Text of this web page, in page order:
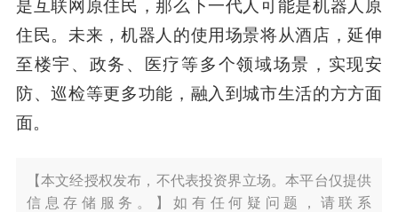
住民。未来，机器人的使用场景将从酒店，延伸
至楼宇、政务、医疗等多个领域场景，实现安
防、巡检等更多功能，融入到城市生活的方方面
面。
【本文经授权发布，不代表投资界立场。本平台仅提供
信息存储服务。】如有任何疑问题，请联系